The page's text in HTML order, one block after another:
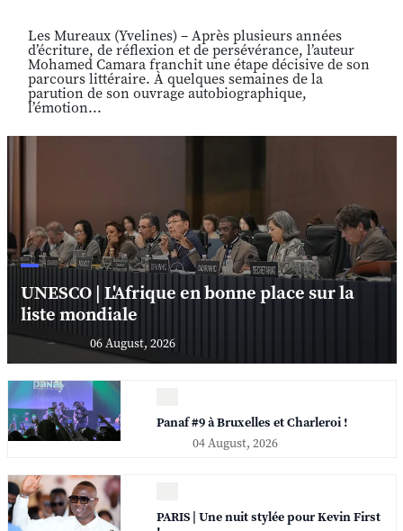
Les Mureaux (Yvelines) – Après plusieurs années
d’écriture, de réflexion et de persévérance, l’auteur
Mohamed Camara franchit une étape décisive de son
parcours littéraire. À quelques semaines de la
parution de son ouvrage autobiographique,
l’émotion...
UNESCO | L'Afrique en bonne place sur la
liste mondiale
06 August, 2026
Panaf #9 à Bruxelles et Charleroi !
04 August, 2026
PARIS | Une nuit stylée pour Kevin First